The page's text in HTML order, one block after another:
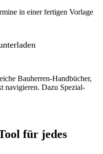
in einer fertigen Vorlage
Bauherren-Handbücher,
navigieren. Dazu Spezial-
für jedes